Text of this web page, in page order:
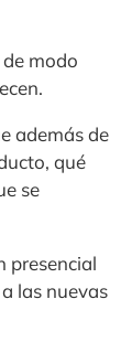
modo
además de
qué
se
presencial
las nuevas